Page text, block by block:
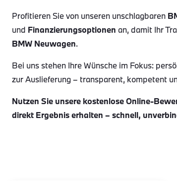
Profitieren Sie von unseren unschlagbaren
und Finanzierungsoptionen an, damit Ihr
BMW Neuwagen.
Bei uns stehen Ihre Wünsche im Fokus:
zur Auslieferung – transparent, kompetent
Nutzen Sie unsere kostenlose Online-
direkt Ergebnis erhalten – schnell,